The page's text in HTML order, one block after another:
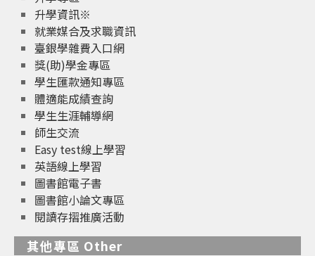
升學資訊※
就業媒合及求職資訊
臺銀學雜費入口網
獎(助)學金專區
學生匯款通知專區
體適能成績查詢
學生生涯輔導網
師生交流
Easy test線上學習
英語線上學習
圖書館電子書
圖書館小論文專區
閱讀存摺推廣活動
其他專區 Other